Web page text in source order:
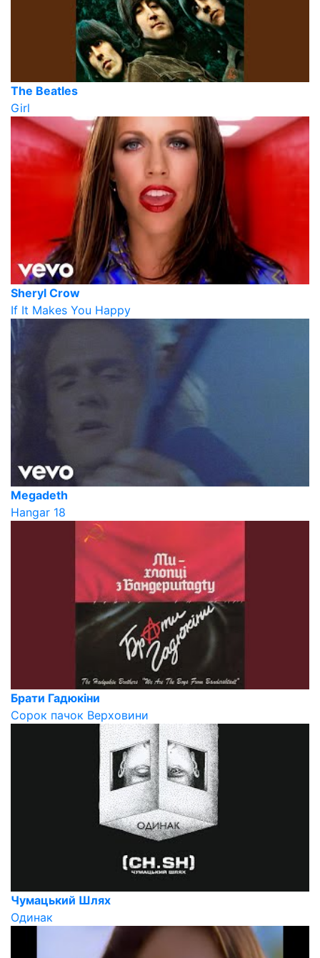
The Beatles
Girl
Sheryl Crow
If It Makes You Happy
Megadeth
Hangar 18
Брати Гадюкіни
Сорок пачок Верховини
Чумацький Шлях
Одинак